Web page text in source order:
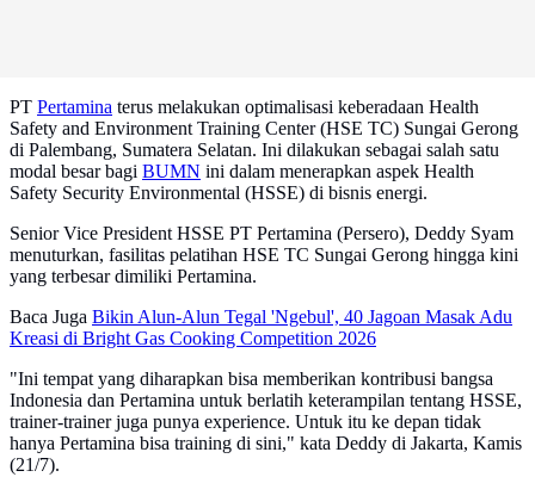
PT Pertamina terus melakukan optimalisasi keberadaan Health
Safety and Environment Training Center (HSE TC) Sungai Gerong
di Palembang, Sumatera Selatan. Ini dilakukan sebagai salah satu
modal besar bagi BUMN ini dalam menerapkan aspek Health
Safety Security Environmental (HSSE) di bisnis energi.
Senior Vice President HSSE PT Pertamina (Persero), Deddy Syam
menuturkan, fasilitas pelatihan HSE TC Sungai Gerong hingga kini
yang terbesar dimiliki Pertamina.
Baca Juga Bikin Alun-Alun Tegal 'Ngebul', 40 Jagoan Masak Adu
Kreasi di Bright Gas Cooking Competition 2026
"Ini tempat yang diharapkan bisa memberikan kontribusi bangsa
Indonesia dan Pertamina untuk berlatih keterampilan tentang HSSE,
trainer-trainer juga punya experience. Untuk itu ke depan tidak
hanya Pertamina bisa training di sini," kata Deddy di Jakarta, Kamis
(21/7).